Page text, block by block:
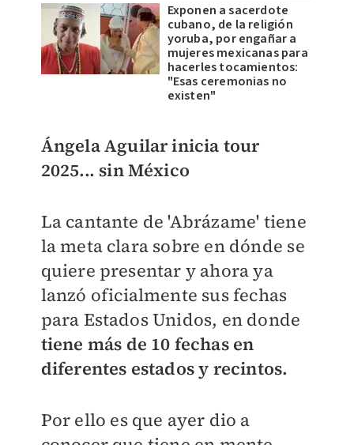
Exponen a sacerdote
cubano, de la religión
yoruba, por engañar a
mujeres mexicanas para
hacerles tocamientos:
"Esas ceremonias no
existen"
Ángela Aguilar inicia tour
2025... sin México
La cantante de 'Abrázame' tiene
la meta clara sobre en dónde se
quiere presentar y ahora ya
lanzó oficialmente sus fechas
para Estados Unidos, en donde
tiene más de 10 fechas en
diferentes estados y recintos.
Por ello es que ayer dio a